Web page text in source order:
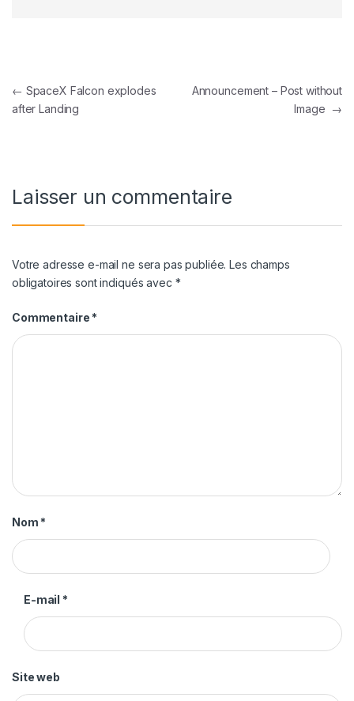
Navigation de l’article
← SpaceX Falcon explodes
after Landing
Announcement – Post without
Image →
Laisser un commentaire
Votre adresse e-mail ne sera pas publiée. Les champs
obligatoires sont indiqués avec *
Commentaire *
Nom *
E-mail *
Site web